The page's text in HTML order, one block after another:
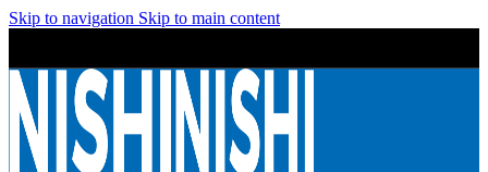
Skip to navigation Skip to main content